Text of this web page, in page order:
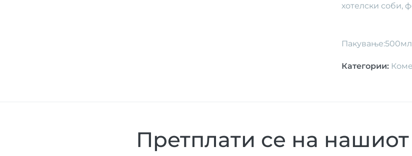
хотелски соби,
Пакување:500мл
Категории:
Претплати се на